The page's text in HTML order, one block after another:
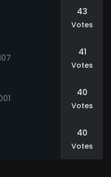
43
Votes
41
Votes
40
Votes
40
Votes